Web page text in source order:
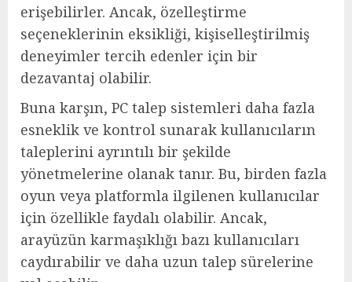
erişebilirler. Ancak, özelleştirme
seçeneklerinin eksikliği, kişiselleştirilmiş
deneyimler tercih edenler için bir
dezavantaj olabilir.
Buna karşın, PC talep sistemleri daha fazla
esneklik ve kontrol sunarak kullanıcıların
taleplerini ayrıntılı bir şekilde
yönetmelerine olanak tanır. Bu, birden fazla
oyun veya platformla ilgilenen kullanıcılar
için özellikle faydalı olabilir. Ancak,
arayüzün karmaşıklığı bazı kullanıcıları
caydırabilir ve daha uzun talep sürelerine